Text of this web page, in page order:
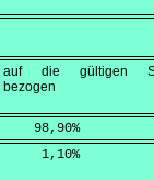
auf die gültigen
bezogen
    98,90
%
     1,10
%